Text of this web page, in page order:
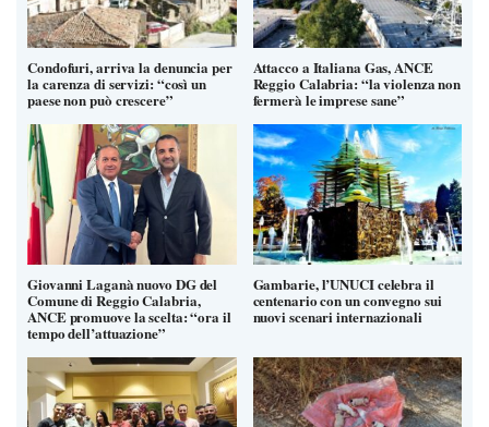
Condofuri, arriva la denuncia per
la carenza di servizi: “così un
paese non può crescere”
Attacco a Italiana Gas, ANCE
Reggio Calabria: “la violenza non
fermerà le imprese sane”
Giovanni Laganà nuovo DG del
Comune di Reggio Calabria,
ANCE promuove la scelta: “ora il
tempo dell’attuazione”
Gambarie, l’UNUCI celebra il
centenario con un convegno sui
nuovi scenari internazionali